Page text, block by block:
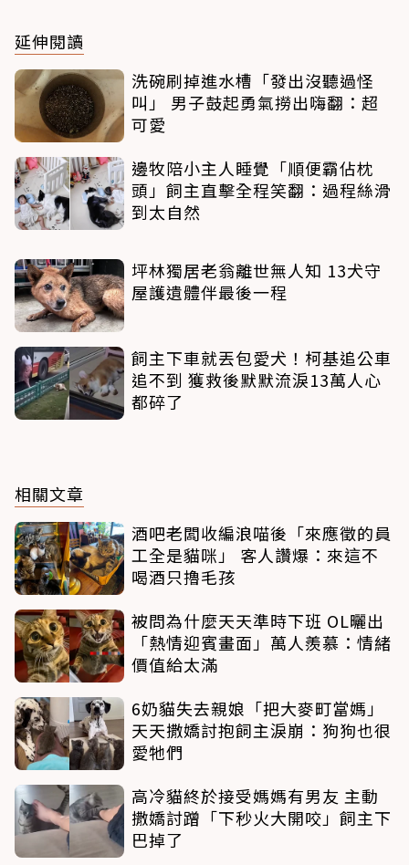
延伸閱讀
洗碗刷掉進水槽「發出沒聽過怪
叫」 男子鼓起勇氣撈出嗨翻：超
可愛
邊牧陪小主人睡覺「順便霸佔枕
頭」飼主直擊全程笑翻：過程絲滑
到太自然
坪林獨居老翁離世無人知 13犬守
屋護遺體伴最後一程
飼主下車就丟包愛犬！柯基追公車
追不到 獲救後默默流淚13萬人心
都碎了
相關文章
酒吧老闆收編浪喵後「來應徵的員
工全是貓咪」 客人讚爆：來這不
喝酒只擼毛孩
被問為什麼天天準時下班 OL曬出
「熱情迎賓畫面」萬人羨慕：情緒
價值給太滿
6奶貓失去親娘「把大麥町當媽」
天天撒嬌討抱飼主淚崩：狗狗也很
愛牠們
高冷貓終於接受媽媽有男友 主動
撒嬌討蹭「下秒火大開咬」飼主下
巴掉了